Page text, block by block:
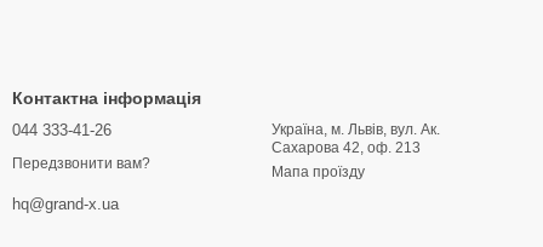
Контактна інформація
044 333-41-26
Передзвонити вам?
hq@grand-x.ua
Україна, м. Львів, вул. Ак.
Сахарова 42, оф. 213
Мапа проїзду